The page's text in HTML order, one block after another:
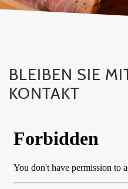
BLEIBEN SIE
KONTAKT